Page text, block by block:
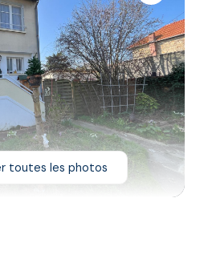
toutes les photos